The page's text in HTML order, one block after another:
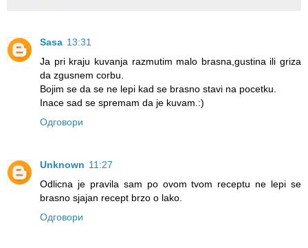
Sasa 13:31
Ja pri kraju kuvanja razmutim malo brasna,gustina ili griza
da zgusnem corbu.
Bojim se da se ne lepi kad se brasno stavi na pocetku.
Inace sad se spremam da je kuvam.:)
Одговори
Unknown 11:27
Odlicna je pravila sam po ovom tvom receptu ne lepi se
brasno sjajan recept brzo o lako.
Одговори